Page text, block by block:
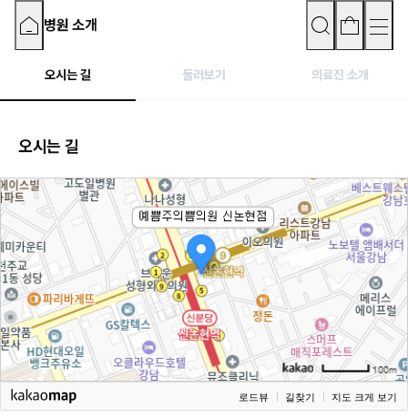
병원 소개
오시는 길 둘러보기 의료진 소개
오시는 길
로드뷰 길찾기 지도 크게 보기